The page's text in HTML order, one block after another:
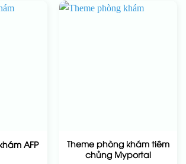
AFP
Theme phòng khám tiêm
chủng Myportal